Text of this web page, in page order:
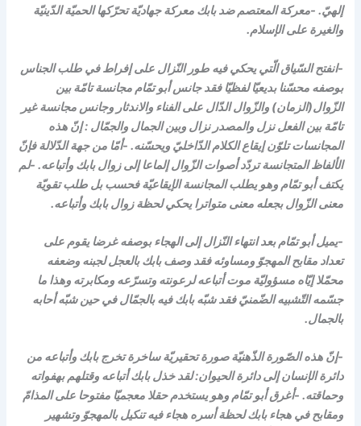
إلهيّ. -معركة المعتصم ضد بابك معركة جهاديّة تحرّكها الحميّة الدّينيّة
والغيرة على الإسلام.
-انفتح السّياق الّتي يحكي فيه طور النّزال على إفراط في طلب الجناس
بوصفه محسّنا بديعيّا لفظيّا فقد جانس أبو تمّام مجانسة تامّة بين
الزّوال(الزمان) والزّوال الدّال على الفناء والاندثار وجانس مجانسة غير
تامّة بين الفعل نزل والمصدر نزال وبين الجمال والجمّال : إنّ هذه
المجانسات تلوّن إيقاع الكلام الدّاخليّ ويحسّنه. -أمّا من جهة الدّلالة فإنّ
الألفاظ المتجانسة تردّد أصوات الزّوال إلماعا إلى زوال بابك وأتباعه. -لم
يكتف أبو تمّام وهو يطلب المجانسة الإيقاعيّة فحسب بل طلب تقويّة
معنى الزّوال بجعله معنى متواترا يحكي لحظة زوال بابك وأتباعه.
-يميل أبو تمّام بعد انتهاء النّزال إلى الهجاء بوصفه غرضا يقوم على
تعداد مقابح المهجوّ ومساوئه فقد وصف بابك بالعجل لجبنه وضعفه
محمّلا إيّاه مسؤوليّة موت أتباعه لرعونته وتسرّعه ومكابرته وهذا ما
جسّمه التّشبيه الضّمنيّ فقد شبّه بابك فيه بالجمّال في حين شبّه أحابه
بالجمال.
-إنّ هذه الصّورة الذّهنيّة صورة تحقيريّة ساخرة تخرج بابك وأتباعه من
دائرة الإنسان إلى دائرة الحيوان: لقد خذل بابك أتباعه وقتلهم بهفواته
وحماقته. -أغرق أبو تمّام وهو يستخدم حقلا معجميّا مفتوحا على المذامّ
ومقابح في هجاء بابك لحظة أسره هجاء فيه تنكيل بالمهجوّ وتشهير